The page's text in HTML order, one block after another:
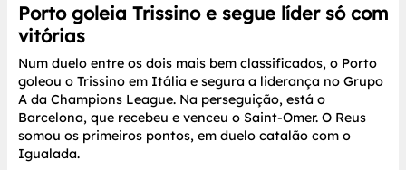
Porto goleia Trissino e segue líder só com
vitórias
Num duelo entre os dois mais bem classificados, o Porto
goleou o Trissino em Itália e segura a liderança no Grupo
A da Champions League. Na perseguição, está o
Barcelona, que recebeu e venceu o Saint-Omer. O Reus
somou os primeiros pontos, em duelo catalão com o
Igualada.